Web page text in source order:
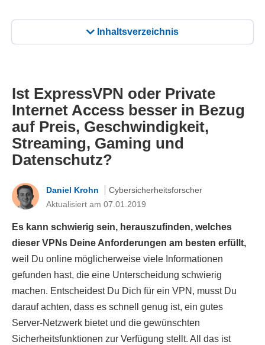
Inhaltsverzeichnis
Ist ExpressVPN oder Private
Internet Access besser in Bezug
auf Preis, Geschwindigkeit,
Streaming, Gaming und
Datenschutz?
Daniel Krohn
Cybersicherheitsforscher
Aktualisiert am 07.01.2019
Es kann schwierig sein, herauszufinden, welches
dieser VPNs Deine Anforderungen am besten erfüllt,
weil Du online möglicherweise viele Informationen
gefunden hast, die eine Unterscheidung schwierig
machen. Entscheidest Du Dich für ein VPN, musst Du
darauf achten, dass es schnell genug ist, ein gutes
Server-Netzwerk bietet und die gewünschten
Sicherheitsfunktionen zur Verfügung stellt. All das ist